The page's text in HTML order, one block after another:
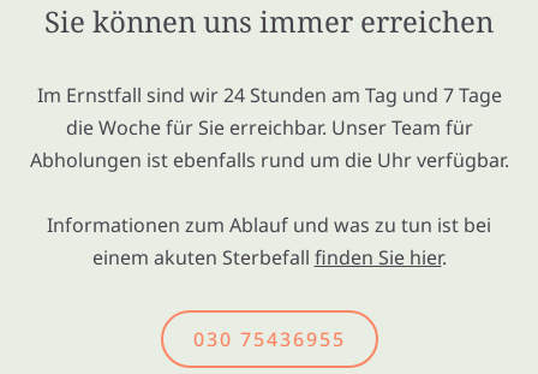
Sie können uns immer erreichen
Im Ernstfall sind wir 24 Stunden am Tag und 7 Tage
die Woche für Sie erreichbar. Unser Team für
Abholungen ist ebenfalls rund um die Uhr verfügbar.
Informationen zum Ablauf und was zu tun ist bei
einem akuten Sterbefall finden Sie hier.
030 75436955